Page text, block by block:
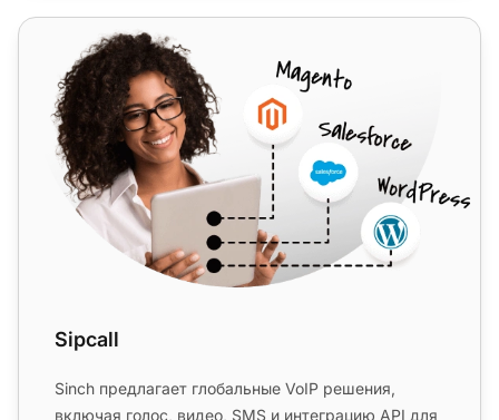
Sipcall
Sipcall
Sinch предлагает глобальные VoIP решения,
включая голос, видео, SMS и интеграцию API для